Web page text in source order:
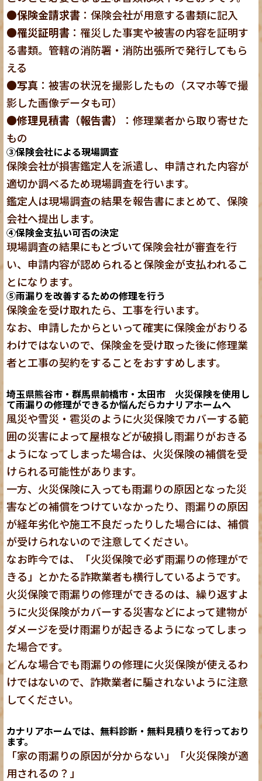
●保険金請求書 ：保険会社が用意する書類に記入
●罹災証明書 ：罹災した事実や被害の内容を証明す
る書類。管轄の消防署・消防出張所で発行してもら
える
●写真 ：被害の状況を撮影したもの（スマホ等で撮
影した画像データも可）
●修理見積書（報告書）
：修理業者から取り寄せた
もの
③保険会社による現場調査
保険会社が損害鑑定人を派遣し、申請された内容が
適切か調べるため現場調査を行います。
鑑定人は現場調査の結果を報告書にまとめて、保険
会社へ提出します。
④保険金支払い可否の決定
現場調査の結果にもとづいて保険会社が審査を行
い、申請内容が認められると保険金が支払われるこ
とになります。
⑤雨漏りを改善するための修理を行う
保険金を受け取れたら、工事を行います。
なお、申請したからといって確実に保険金がおりる
わけではないので、保険金を受け取った後に修理業
者と工事の契約をすることをおすすめします。
埼玉県熊谷市・群馬県前橋市・太田市 火災保険を使用し
て雨漏りの修理ができるか悩んだらカナリアホームへ
風災や雪災・雹災のように火災保険でカバーする範
囲の災害によって屋根などが破損し雨漏りがおきる
ようになってしまった場合は、火災保険の補償を受
けられる可能性があります。
一方、火災保険に入っても雨漏りの原因となった災
害などの補償をつけていなかったり、雨漏りの原因
が経年劣化や施工不良だったりした場合には、補償
が受けられないので注意してください。
なお昨今では、「火災保険で必ず雨漏りの修理がで
きる」とかたる詐欺業者も横行しているようです。
火災保険で雨漏りの修理ができるのは、繰り返すよ
うに火災保険がカバーする災害などによって建物が
ダメージを受け雨漏りが起きるようになってしまっ
た場合です。
どんな場合でも雨漏りの修理に火災保険が使えるわ
けではないので、詐欺業者に騙されないように注意
してください。
カナリアホームでは、無料診断・無料見積りを行っており
ます。
「家の雨漏りの原因が分からない」「火災保険が適
用されるの？」